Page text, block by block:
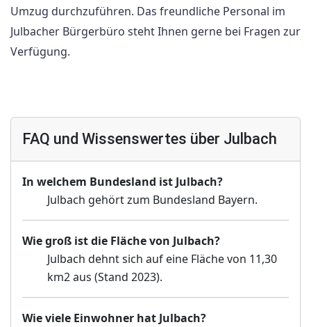
Umzug durchzuführen. Das freundliche Personal im
Julbacher Bürgerbüro steht Ihnen gerne bei Fragen zur
Verfügung.
FAQ und Wissenswertes über Julbach
In welchem Bundesland ist Julbach?
Julbach gehört zum Bundesland Bayern.
Wie groß ist die Fläche von Julbach?
Julbach dehnt sich auf eine Fläche von 11,30
km2 aus (Stand 2023).
Wie viele Einwohner hat Julbach?